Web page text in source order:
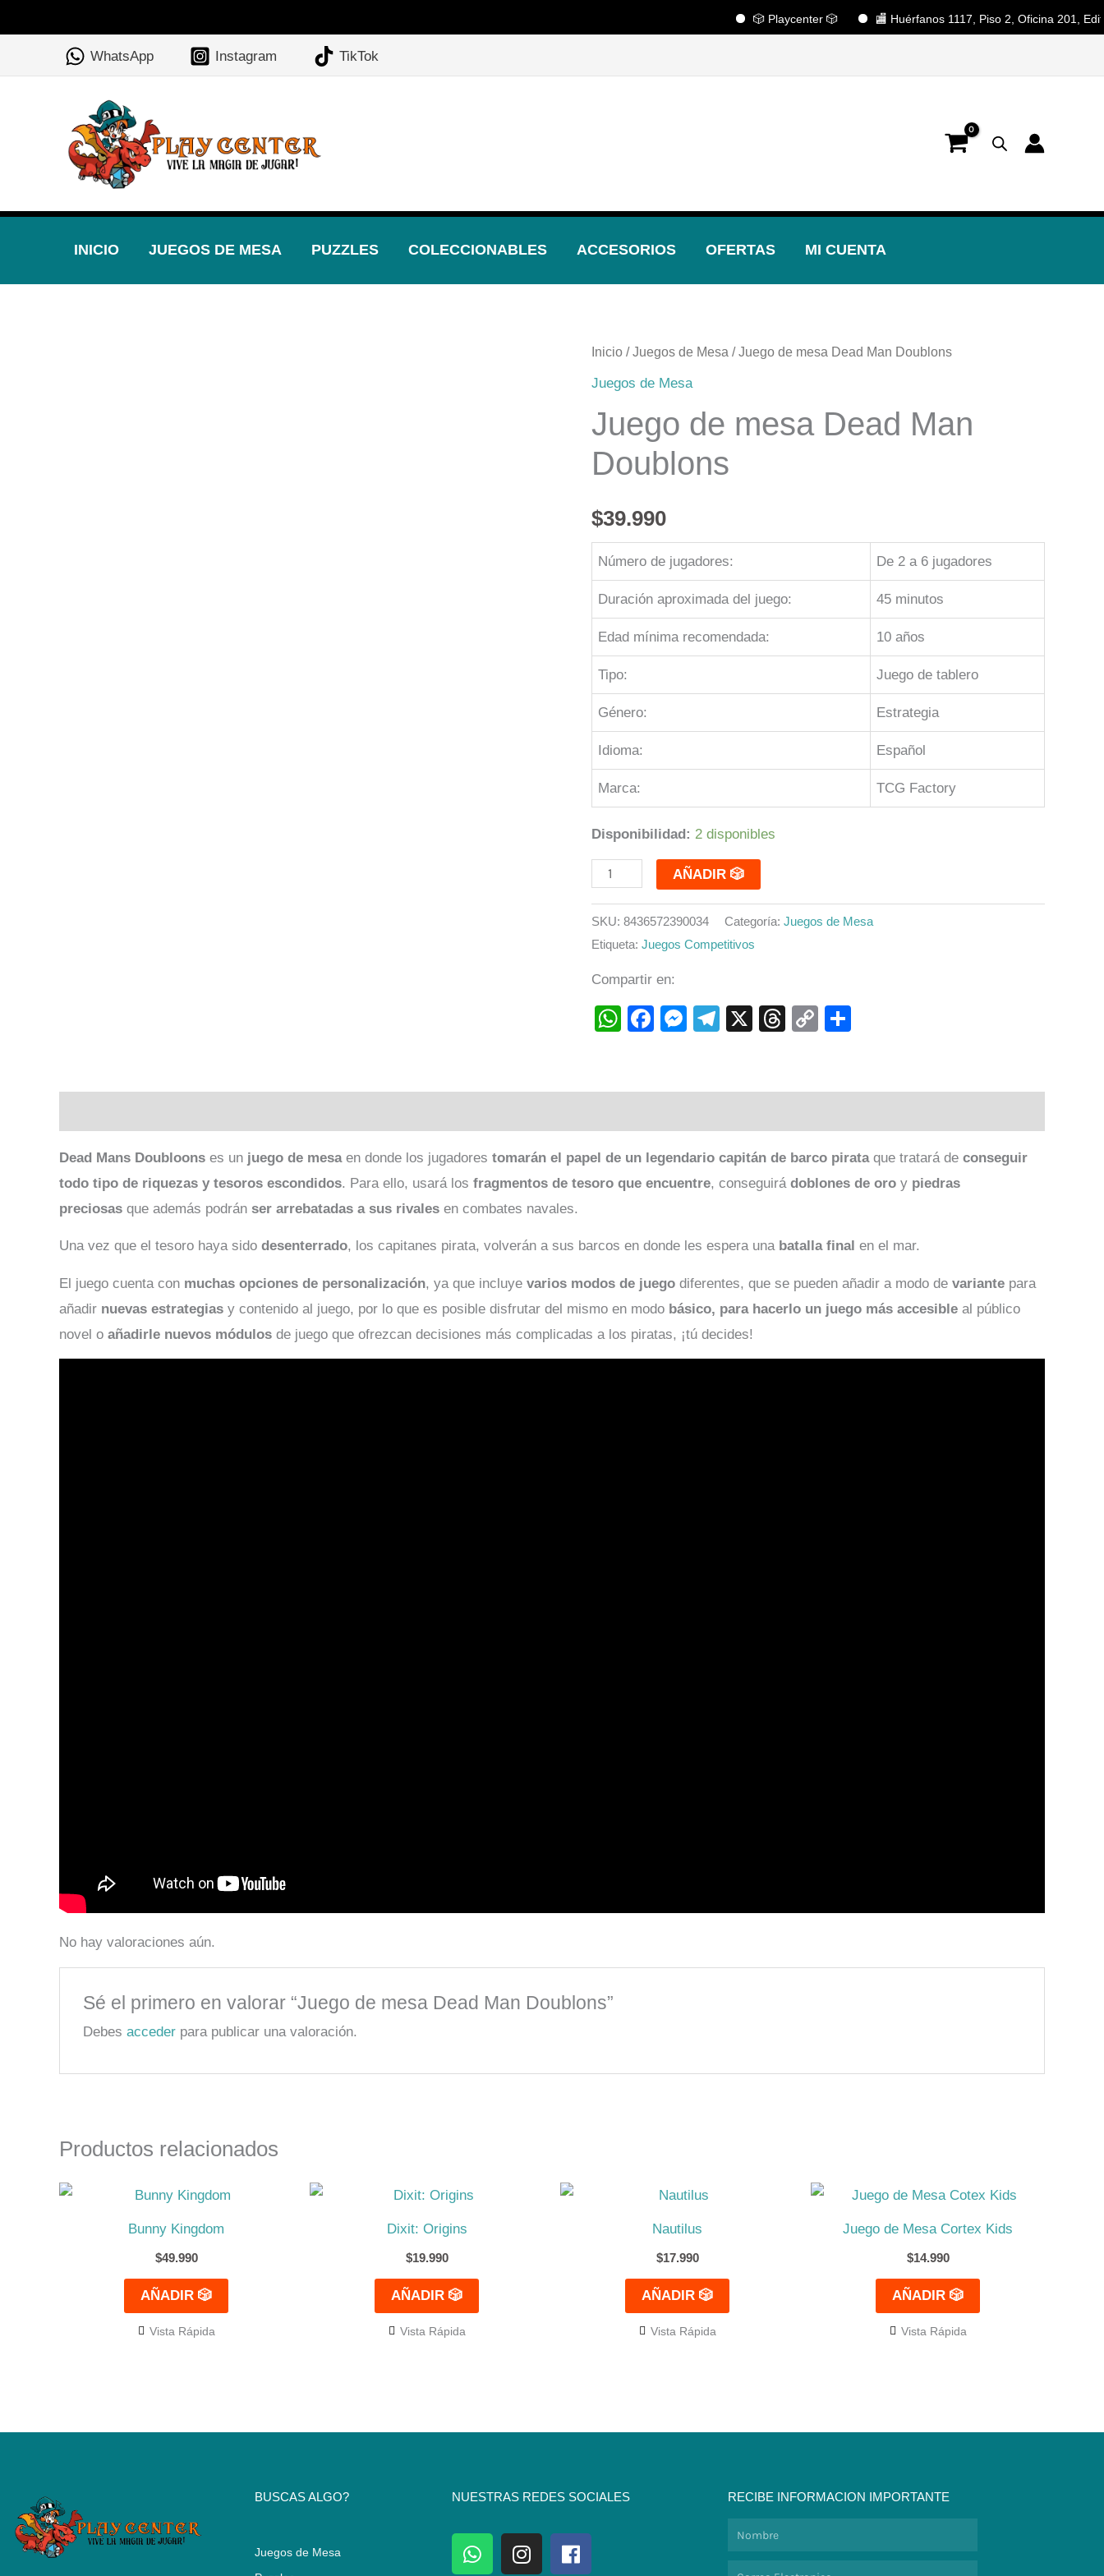
🎲 Playcenter 🎲 🏬 Huérfanos 1117, Piso 2, Oficina 201, Edificio
al
WhatsApp Instagram TikTok
INICIO JUEGOS DE MESA PUZZLES COLECCIONABLES ACCESORIOS OFERTAS MI CUENTA
Inicio /Juegos de Mesa / Juego de mesa Dead Man Doublons
Juegos de Mesa
Juego de mesa Dead Man
Doublons
$39.990
Número de jugadores: De 2 a 6 jugadores
Duración aproximada del juego: 45 minutos
Edad mínima recomendada: 10 años
Tipo: Juego de tablero
Género: Estrategia
Idioma: Español
Marca: TCG Factory
Disponibilidad: 2 disponibles
Juego
de
Dead
Man
Doublons
AÑADIR 🎲
SKU: 8436572390034 Categoría: Juegos de Mesa
Etiqueta: Juegos Competitivos
Compartir en:
WhatsApp
Facebook
Messenger
Telegram
X Threads
Copy
Dead Mans Doubloons es un juego de mesaen donde los jugadores tomarán el papel de un legendario capitán de barco pirataque tratará de conseguir
todo tipo de riquezas y tesoros escondidos. Para ello, usará los fragmentos de tesoro que encuentre, conseguirá doblones de oro y piedras
preciosas que además podrán ser arrebatadas a sus rivales en combates navales.
Una vez que el tesoro haya sido desenterrado, los capitanes pirata, volverán a sus barcos en donde les espera una batalla final en el mar.
El juego cuenta con muchas opciones de personalización, ya que incluye varios modos de juego diferentes, que se pueden añadir a modo de variante para
añadir nuevas estrategias y contenido al juego, por lo que es posible disfrutar del mismo en modo básico, para hacerlo un juego más accesible al público
novel o añadirle nuevos módulos de juego que ofrezcan decisiones más complicadas a los piratas, ¡tú decides!
No hay valoraciones aún.
Sé el primero en valorar “Juego de mesa Dead Man Doublons”
Debesacceder para publicar una valoración.
Productos relacionados
Bunny Kingdom
$49.990
AÑADIR 🎲
Vista Rápida
Dixit: Origins
$19.990
AÑADIR 🎲
Vista Rápida
Nautilus
$17.990
AÑADIR 🎲
Vista Rápida
Juego de Mesa Cortex Kids
$14.990
AÑADIR 🎲
Vista Rápida
BUSCAS ALGO?
Juegos de Mesa
NUESTRAS REDES SOCIALES
W
h
I
n
F
a
RECIBE INFORMACION IMPORTANTE
📢 ¡OFERTAS! 🔥